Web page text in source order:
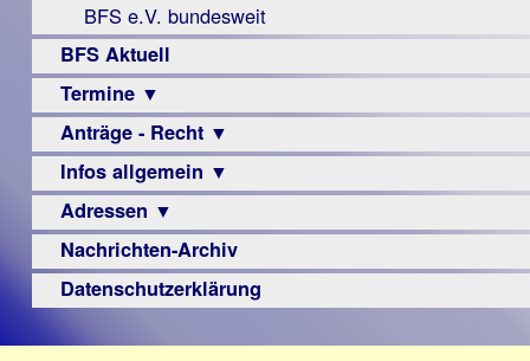
BFS e.V. bundesweit
BFS Aktuell
Termine ▼
Veranstaltungsprogramme
Anträge - Recht ▼
Archiv
Urteile
Infos allgemein ▼
Sehbehinderung
Frühförderung
Schule
–
Adressen ▼
Augenoptiker
Berufsbildungswerke
Nachrichten-Archiv
Datenschutzerklärung